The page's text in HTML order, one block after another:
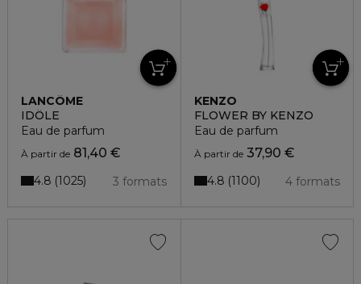
LANCÔME
IDÔLE
Eau de parfum
À partir de 81,40 €
3 formats
4.8 1025
KENZO
FLOWER BY KENZO
Eau de parfum
À partir de37,90 €
4 formats
4.8 1100